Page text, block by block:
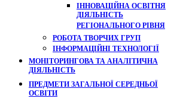
ІННОВАЦІЙНА ОСВІТНЯ
ДІЯЛЬНІСТЬ
РЕГІОНАЛЬНОГО РІВНЯ
РОБОТА ТВОРЧИХ ГРУП
ІНФОРМАЦІЙНІ ТЕХНОЛОГІЇ
МОНІТОРИНГОВА ТА АНАЛІТИЧНА
ДІЯЛЬНІСТЬ
ПРЕДМЕТИ ЗАГАЛЬНОЇ СЕРЕДНЬОЇ
ОСВІТИ